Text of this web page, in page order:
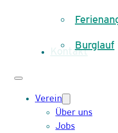
Burglauf
Kontakt
Verein
Über uns
Jobs